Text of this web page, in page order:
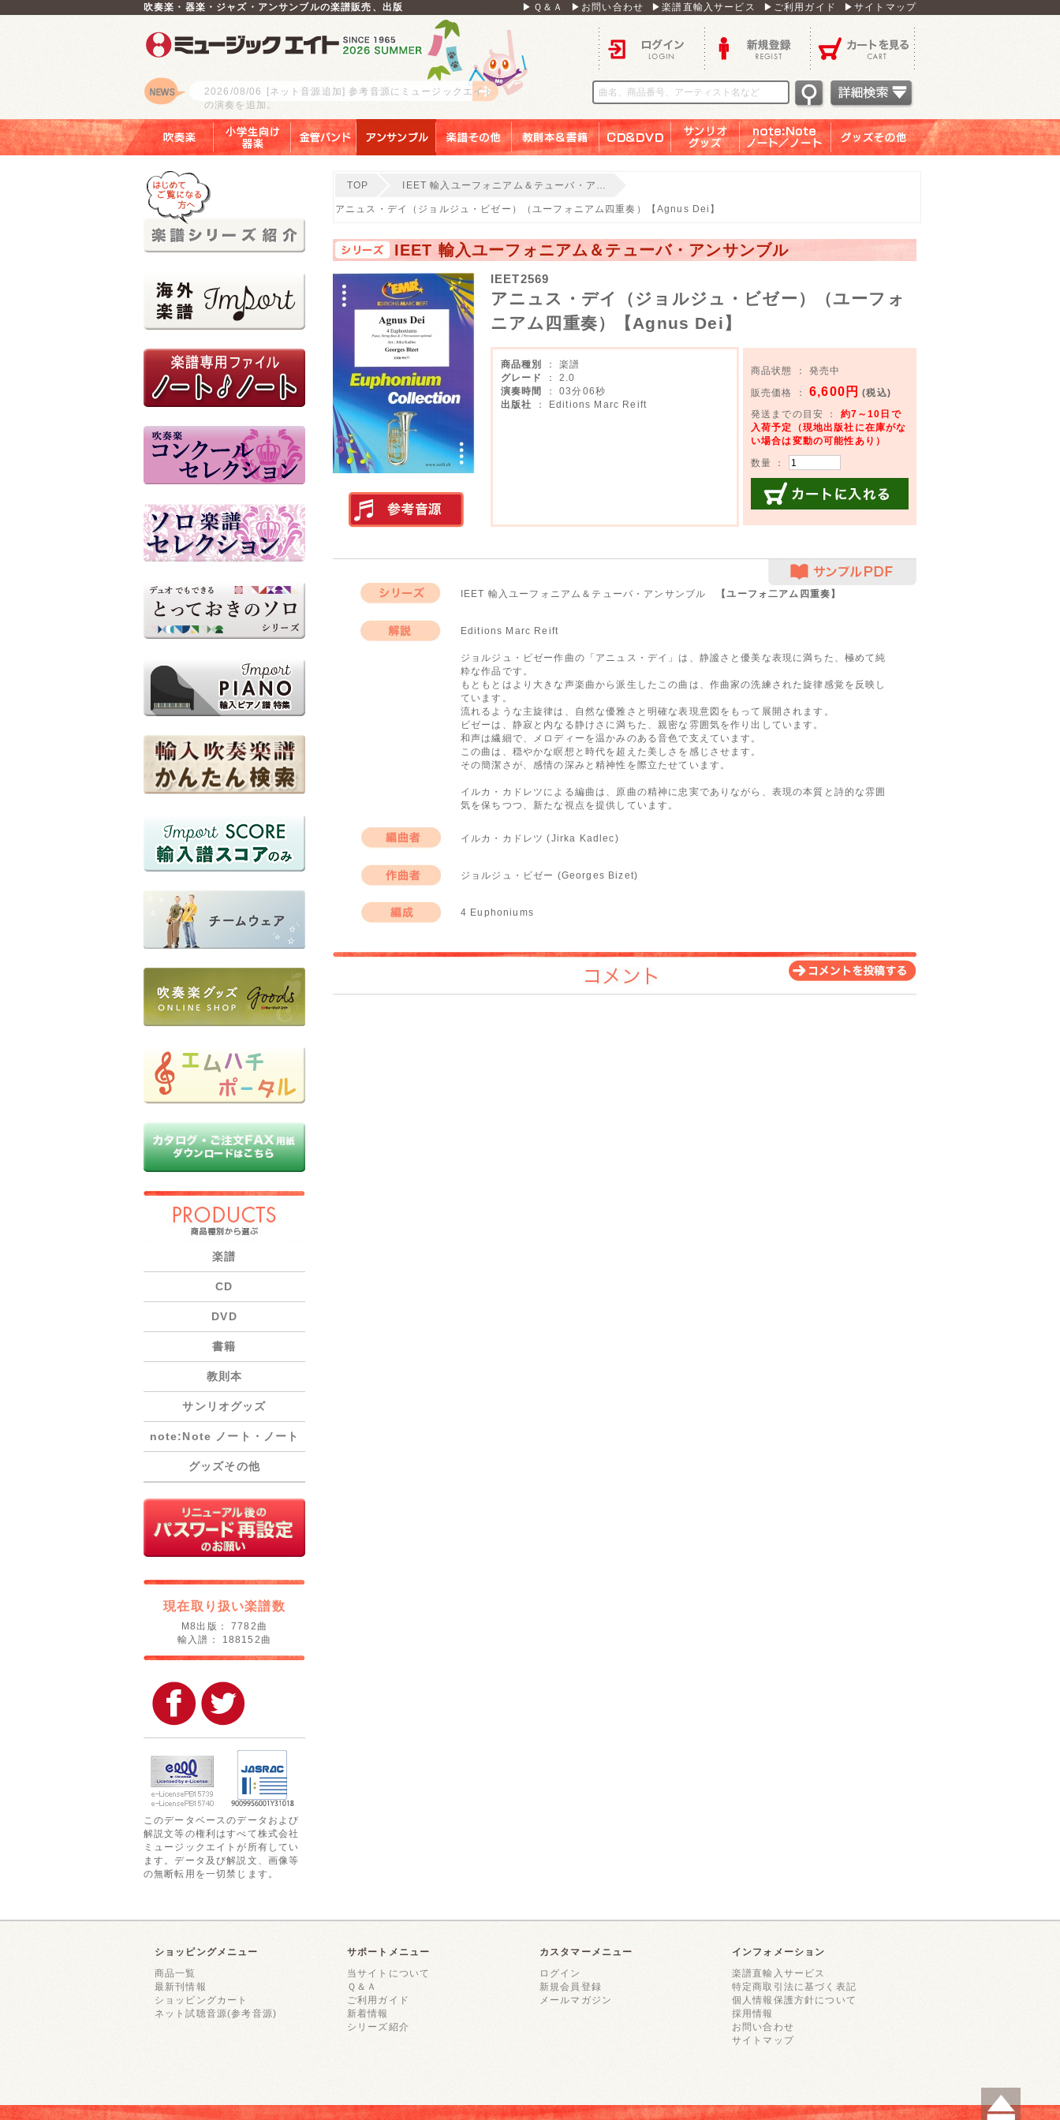
吹奏楽・器楽・ジャズ・アンサンブルの楽譜販売、出版 ▶Ｑ＆Ａ ▶お問い合わせ ▶楽譜直輸入サービス ▶ご利用ガイド ▶サイトマップ
ロゴ
2026/08/06
[ネット音源追加] 参考音源にミュージックエイト
の演奏を追加。
楽譜
CD
DVD
書籍
教則本
サンリオグッズ
note:Note ノート・ノート
グッズその他
現在取り扱い楽譜数
M8出版： 7782曲
輸入譜： 188152曲
このデータベースのデータおよび
解説文等の権利はすべて株式会社
ミュージックエイトが所有してい
ます。データ及び解説文、画像等
の無断転用を一切禁じます。
TOP IEET 輸入ユーフォニアム＆テューバ・ア…
アニュス・デイ（ジョルジュ・ビゼー）（ユーフォニアム四重奏）【Agnus Dei】
IEET 輸入ユーフォニアム＆テューバ・アンサンブル
参考音源（外部リンク）
IEET2569
アニュス・デイ（ジョルジュ・ビゼー）（ユーフォ
ニアム四重奏）【Agnus Dei】
商品種別
： 楽譜
グレード
： 2.0
演奏時間
： 03分06秒
出版社
： Editions Marc Reift
商品状態 ： 発売中
販売価格 ：6,600円 (税込)
発送までの目安 ： 約7～10日で
入荷予定（現地出版社に在庫がな
い場合は変動の可能性あり）
数量 ：
サンプルPDF
IEET 輸入ユーフォニアム＆テューバ・アンサンブル 【ユーフォ二アム四重奏】
Editions Marc Reift
ジョルジュ・ビゼー作曲の「アニュス・デイ」は、静謐さと優美な表現に満ちた、極めて純
粋な作品です。
もともとはより大きな声楽曲から派生したこの曲は、作曲家の洗練された旋律感覚を反映し
ています。
流れるような主旋律は、自然な優雅さと明確な表現意図をもって展開されます。
ビゼーは、静寂と内なる静けさに満ちた、親密な雰囲気を作り出しています。
和声は繊細で、メロディーを温かみのある音色で支えています。
この曲は、穏やかな瞑想と時代を超えた美しさを感じさせます。
その簡潔さが、感情の深みと精神性を際立たせています。
イルカ・カドレツによる編曲は、原曲の精神に忠実でありながら、表現の本質と詩的な雰囲
気を保ちつつ、新たな視点を提供しています。
イルカ・カドレツ (Jirka Kadlec)
ジョルジュ・ビゼー (Georges Bizet)
4 Euphoniums
コメント
ショッピングメニュー
商品一覧
最新刊情報
ショッピングカート
ネット試聴音源(参考音源)
サポートメニュー
当サイトについて
Ｑ＆Ａ
ご利用ガイド
新着情報
シリーズ紹介
カスタマーメニュー
ログイン
新規会員登録
メールマガジン
インフォメーション
楽譜直輸入サービス
特定商取引法に基づく表記
個人情報保護方針について
採用情報
お問い合わせ
サイトマップ